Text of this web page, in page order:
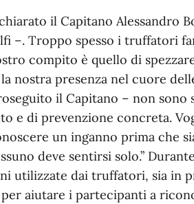
il Capitano Alessandro
–. Troppo spesso i truffatori
compito è quello di
nostra presenza nel cuore
il Capitano – non sono
e di prevenzione concreta.
un inganno prima che
deve sentirsi solo.”
utilizzate dai truffatori, sia in
aiutare i partecipanti a